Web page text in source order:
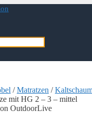
/Matratzen /
mit HG 2 – 3 – mittel
OutdoorLive